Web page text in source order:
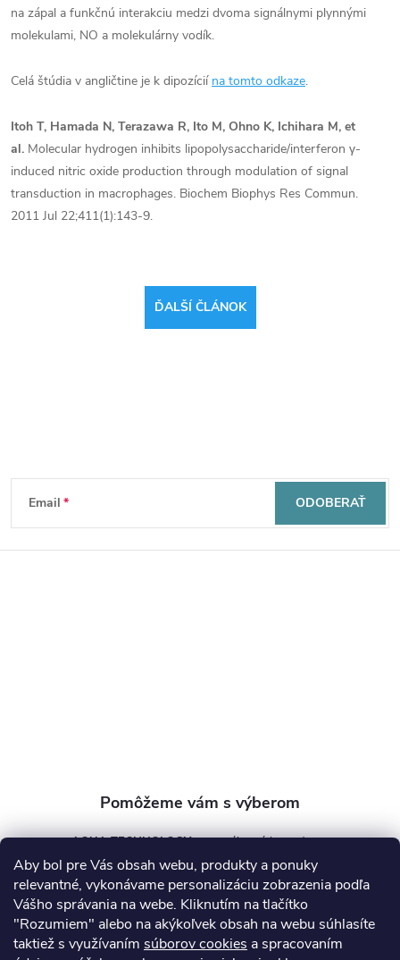
Aby bol pre Vás obsah webu, produkty a ponuky
relevantné, vykonávame personalizáciu zobrazenia podľa
Vášho správania na webe. Kliknutím na tlačítko
"Rozumiem" alebo na akýkoľvek obsah na webu súhlasíte
taktiež s využívaním súborov cookies a spracovaním
na zápal a funkčnú interakciu medzi dvoma signálnymi plynnými
molekulami, NO a molekulárny vodík.
Celá štúdia v angličtine je k dipozícií na tomto odkaze.
Itoh T, Hamada N, Terazawa R, Ito M, Ohno K, Ichihara M, et
al. Molecular hydrogen inhibits lipopolysaccharide/interferon γ-
induced nitric oxide production through modulation of signal
transduction in macrophages. Biochem Biophys Res Commun.
2011 Jul 22;411(1):143-9.
ĎALŠÍ ČLÁNOK
Z
á
Email ODOBERAŤ
AQUA TECHNOLOGY s.r.o.
info @aquatechnology.sk
+421 911 991 394